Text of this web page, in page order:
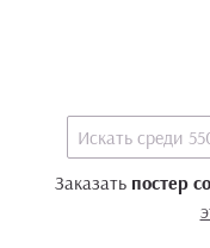
Заказать постер